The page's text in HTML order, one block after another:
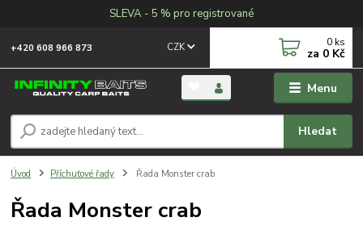
SLEVA - 5 % pro registrované
Menu
CZK
Hledat
+420 608 966 873 0 ks
za 0 Kč
Úvod Příchuťové řady Řada Monster crab
Řada Monster crab